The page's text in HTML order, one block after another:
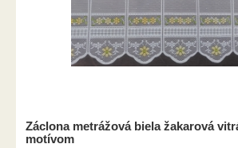
Záclona metrážová biela žakarová
motívom